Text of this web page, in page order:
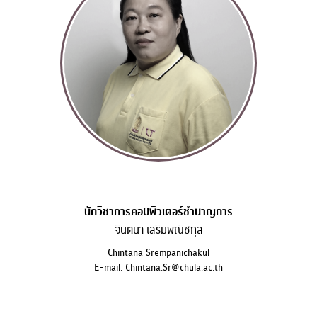
นักวิชาการคอมพิวเตอร์ชำนาญการ
จินตนา เสริมพณิชกุล
Chintana Srempanichakul
E-mail: Chintana.Sr@chula.ac.th